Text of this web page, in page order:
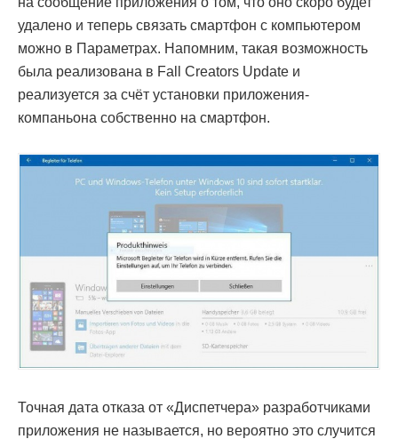
удалено и теперь связать смартфон с компьютером
можно в Параметрах. Напомним, такая возможность
была реализована в Fall Creators Update и
реализуется за счёт установки приложения-
компаньона собственно на смартфон.
Точная дата отказа от «Диспетчера» разработчиками
приложения не называется, но вероятно это случится